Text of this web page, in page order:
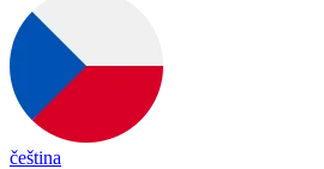
čeština